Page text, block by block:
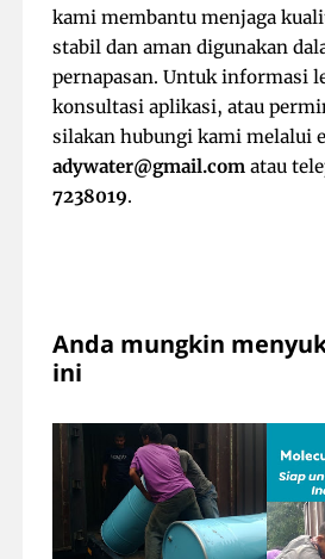
kami membantu menjaga
stabil dan aman digunakan
pernapasan. Untuk informasi
konsultasi aplikasi, atau
silakan hubungi kami melalui
adywater@gmail.com atau
7238019.
Anda mungkin
ini